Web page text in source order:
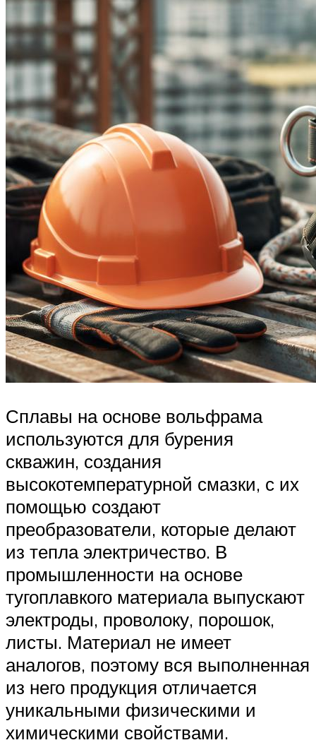
Сплавы на основе вольфрама
используются для бурения
скважин, создания
высокотемпературной смазки, с их
помощью создают
преобразователи, которые делают
из тепла электричество. В
промышленности на основе
тугоплавкого материала выпускают
электроды, проволоку, порошок,
листы. Материал не имеет
аналогов, поэтому вся выполненная
из него продукция отличается
уникальными физическими и
химическими свойствами.